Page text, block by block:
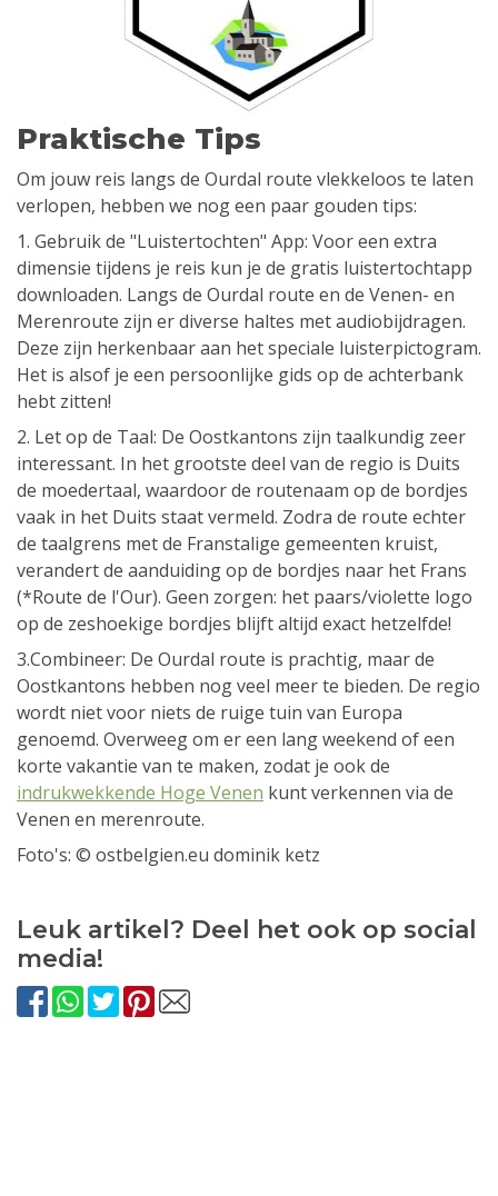
Praktische Tips
Om jouw reis langs de Ourdal route vlekkeloos te laten
verlopen, hebben we nog een paar gouden tips:
1. Gebruik de "Luistertochten" App: Voor een extra
dimensie tijdens je reis kun je de gratis luistertochtapp
downloaden. Langs de Ourdal route en de Venen- en
Merenroute zijn er diverse haltes met audiobijdragen.
Deze zijn herkenbaar aan het speciale luisterpictogram.
Het is alsof je een persoonlijke gids op de achterbank
hebt zitten!
2. Let op de Taal: De Oostkantons zijn taalkundig zeer
interessant. In het grootste deel van de regio is Duits
de moedertaal, waardoor de routenaam op de bordjes
vaak in het Duits staat vermeld. Zodra de route echter
de taalgrens met de Franstalige gemeenten kruist,
verandert de aanduiding op de bordjes naar het Frans
(*Route de l'Our). Geen zorgen: het paars/violette logo
op de zeshoekige bordjes blijft altijd exact hetzelfde!
3.Combineer: De Ourdal route is prachtig, maar de
Oostkantons hebben nog veel meer te bieden. De regio
wordt niet voor niets de ruige tuin van Europa
genoemd. Overweeg om er een lang weekend of een
korte vakantie van te maken, zodat je ook de
indrukwekkende Hoge Venen kunt verkennen via de
Venen en merenroute.
Foto's: © ostbelgien.eu dominik ketz
Leuk artikel? Deel het ook op social
media!